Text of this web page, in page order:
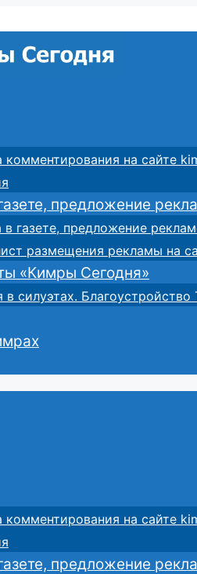
комментирования на сайте
предложение
в газете, предложение
размещения рекламы на
«Кимры Сегодня»
в силуэтах.
комментирования на сайте
предложение